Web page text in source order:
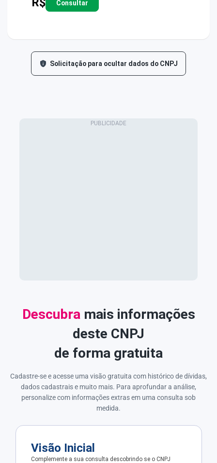
Consultar
Solicitação para ocultar dados do CNPJ
Descubramais informações
deste CNPJ
de forma gratuita
Cadastre-se e acesse uma visão gratuita com histórico de dívidas,
dados cadastrais e muito mais. Para aprofundar a análise,
personalize com informações extras em uma consulta sob
medida.
Visão Inicial
Complemente a sua consulta descobrindo se o CNPJ